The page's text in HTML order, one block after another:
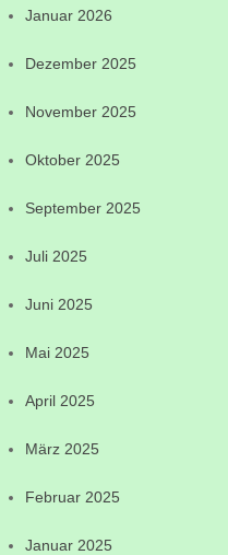
Januar 2026
Dezember 2025
November 2025
Oktober 2025
September 2025
Juli 2025
Juni 2025
Mai 2025
April 2025
März 2025
Februar 2025
Januar 2025